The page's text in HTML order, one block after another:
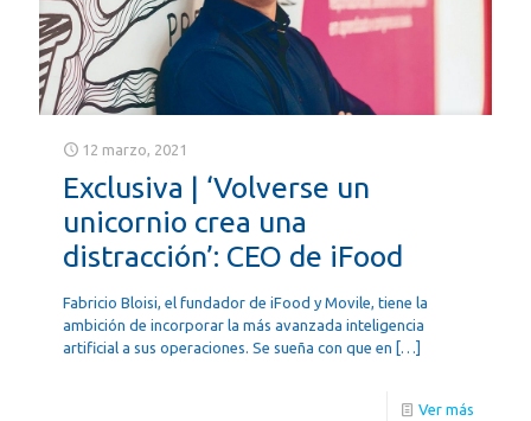
12 marzo, 2021
Exclusiva | ‘Volverse un
unicornio crea una
distracción’: CEO de iFood
Fabricio Bloisi, el fundador de iFood y Movile, tiene la
ambición de incorporar la más avanzada inteligencia
artificial a sus operaciones. Se sueña con que en […]
Ver más